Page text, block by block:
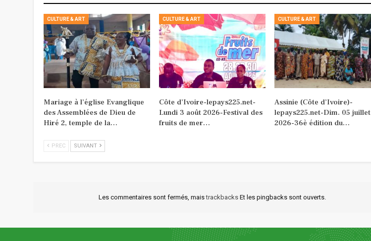
CULTURE & ART
Mariage à l’église Evanglique
des Assemblées de Dieu de
Hiré 2, temple de la…
CULTURE & ART
Côte d’Ivoire-lepays225.net-
Lundi 3 août 2026-Festival des
fruits de mer…
CULTURE & ART
Assinie (Côte d’Ivoire)-
lepays225.net-Dim. 05 juillet
2026-36è édition du…
PREC SUIVANT
Les commentaires sont fermés, maistrackbacks Et les pingbacks sont ouverts.